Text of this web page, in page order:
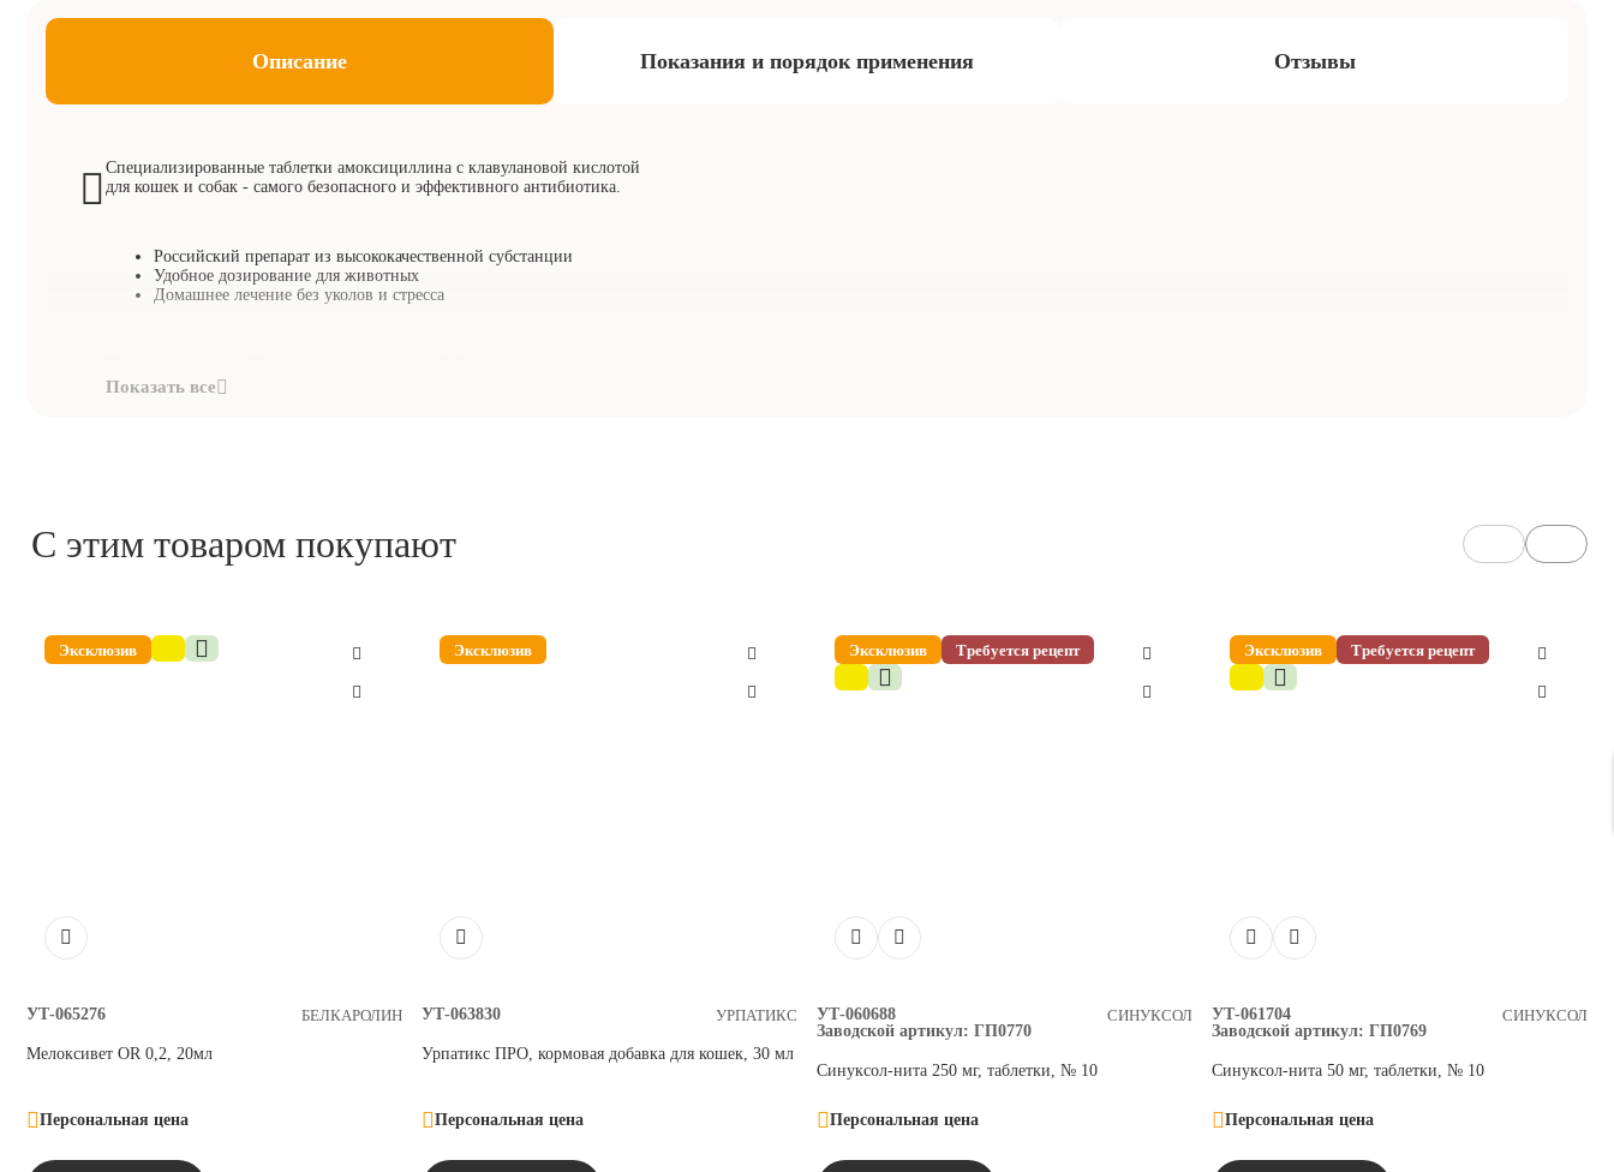
Описание Показания и порядок применения Отзывы
Специализированные таблетки амоксициллина с клавулановой кислотой
для кошек и собак - самого безопасного и эффективного антибиотика.
Российский препарат из высококачественной субстанции
Удобное дозирование для животных
Домашнее лечение без уколов и стресса
таблетки от светло-розового до темно-розового цвета, допускаются
Комбинация амоксициллина и клавулановой кислоты, входящих в состав
лекарственного препарата, обладает широким спектром бактерицидной
активности против большинства грамположительных и
Клавулановая кислота, входящая в состав препарата, ингибируя β-
восстанавливает чувствительность бактерий к бактерицидному действию
большинство органов и тканей организма. Терапевтические концентрации
поддерживаются на протяжении 12 часов. Действующие вещества
преимущественно с мочой, в меньшей степени – с желчью.
С этим товаром покупают
Эксклюзив
УТ-065276 БЕЛКАРОЛИН
Мелоксивет OR 0,2, 20мл
Персональная цена
Эксклюзив
УТ-063830 УРПАТИКС
Урпатикс ПРО, кормовая добавка для кошек, 30 мл
Персональная цена
Эксклюзив Требуется рецепт
УТ-060688
Заводской артикул: ГП0770
СИНУКСОЛ
Синуксол-нита 250 мг, таблетки, № 10
Персональная цена
Эксклюзив Требуется рецепт
УТ-061704
Заводской артикул: ГП0769
СИНУКСОЛ
Синуксол-нита 50 мг, таблетки, № 10
Персональная цена